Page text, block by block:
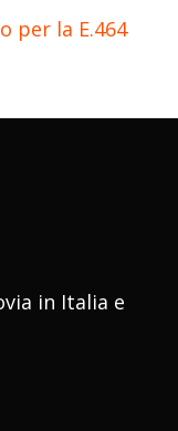
per la E.464
in Italia e